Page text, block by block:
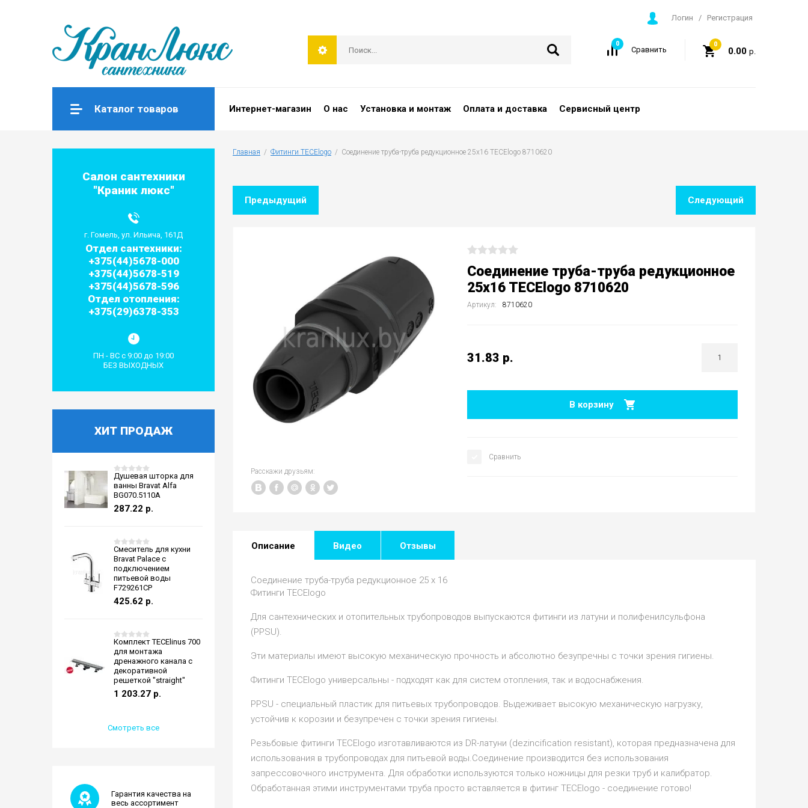
Логин / Регистрация
Сравнить
0 0
0.00 р.
Каталог товаров Интернет-магазин О нас Установка и монтаж Оплата и доставка Сервисный центр
Салон сантехники
"Краник люкс"
г. Гомель, ул. Ильича, 161Д
Отдел сантехники:
+375(44)5678-000
+375(44)5678-519
+375(44)5678-596
Отдел отопления:
+375(29)6378-353
ПН - ВС с 9:00 до 19:00
БЕЗ ВЫХОДНЫХ
ХИТ ПРОДАЖ
Душевая шторка для
ванны Bravat Alfa
BG070.5110A
287.22 р.
Смеситель для кухни
Bravat Palace с
подключением
питьевой воды
F729261CP
425.62 р.
Комплект TECElinus 700
для монтажа
дренажного канала с
декоративной
решеткой "straight"
1 203.27 р.
Смотреть все
Гарантия качества на
весь ассортимент
Главная
  /
Фитинги TECElogo
  /  Соединение труба-труба редукционное 25x16 TECElogo 8710620
Предыдущий Следующий
Расскажи друзьям:
Соединение труба-труба редукционное
25x16 TECElogo 8710620
Артикул: 8710620
31.83 р.
В корзину
Сравнить
Описание Видео Отзывы
Соединение труба-труба редукционное 25 x 16
Фитинги TECElogo
Для сантехнических и отопительных трубопроводов выпускаются фитинги из латуни и полифенилсульфона
(PPSU).
Эти материалы имеют высокую механическую прочность и абсолютно безупречны с точки зрения гигиены.
Фитинги TECElogo универсальны - подходят как для систем отопления, так и водоснабжения.
PPSU - специальный пластик для питьевых трубопроводов. Выдеживает высокую механическую нагрузку,
устойчив к корозии и безупречен с точки зрения гигиены.
Резьбовые фитинги TECElogo изготавливаются из DR-латуни (dezincification resistant), которая предназначена для
использования в трубопроводах для питьевой воды.Соединение производится без использования
запрессовочного инструмента. Для обработки используются только ножницы для резки труб и калибратор.
Обработанная этими инструментами труба просто вставляется в фитинг ТЕСЕlogo - соединение готово!